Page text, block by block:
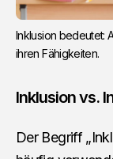
Inklusion bedeutet:
ihren Fähigkeiten.
Inklusion vs.
Der Begriff